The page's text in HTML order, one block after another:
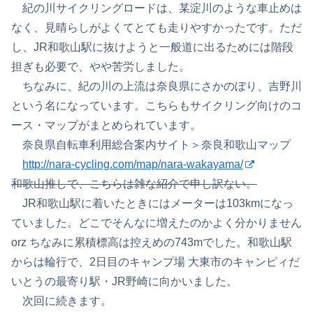
紀の川サイクリングロードは、某淀川のような車止めは
なく、見晴らしがよくてとても走りやすかったです。ただ
し、JR和歌山駅に抜けようと一般道に出るためには階段
担ぎも必要で、やや苦労しました。
ちなみに、紀の川の上流は奈良県にさかのぼり、吉野川
という名になっています。こちらもサイクリング向けのコ
ース・マップがまとめられています。
奈良県自転車利用総合案内サイト＞奈良和歌山マップ
http://nara-cycling.com/map/nara-wakayama/
和歌山推しで、こちらは雑な紹介で申し訳ない。
JR和歌山駅に着いたときにはメーターは103kmになっ
ていました。どこでそんなに増えたのかよく分かりません
orz ちなみに累積標高は控えめの743mでした。和歌山駅
からは輪行で、2日目のキャンプ場 大東市のキャンピィだ
いとうの最寄り駅・JR野崎に向かいました。
次回に続きます。